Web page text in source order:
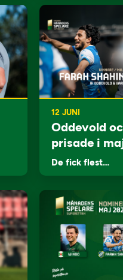
12 JUNI
Oddevold
prisade i
De fick flest…